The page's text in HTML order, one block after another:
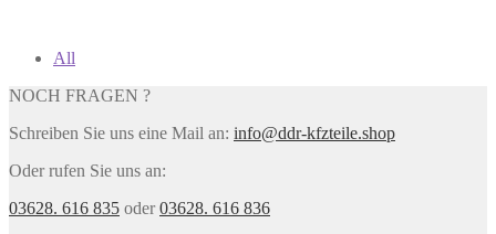
All
NOCH FRAGEN ?
Schreiben Sie uns eine Mail an: info@ddr-kfzteile.shop
Oder rufen Sie uns an:
03628. 616 835 oder03628. 616 836